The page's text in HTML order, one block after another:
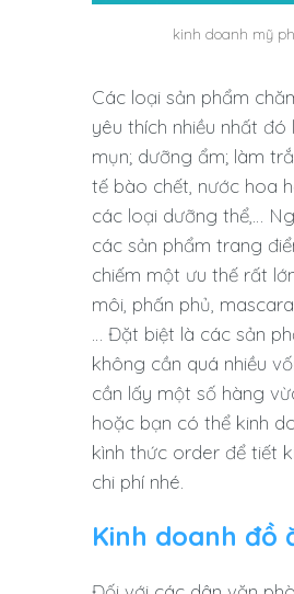
kinh doanh mỹ
Các loại sản phẩm
yêu thích nhiều nhất đó
mụn; dưỡng ẩm; làm
tế bào chết, nước hoa
các loại dưỡng thể,…
các sản phẩm trang
chiếm một ưu thế rất
môi, phấn phủ,
… Đặt biệt là các sản
không cần quá nhiều
cần lấy một số hàng
hoặc bạn có thể kinh
kình thức order để tiết
chi phí nhé.
Kinh doanh đồ